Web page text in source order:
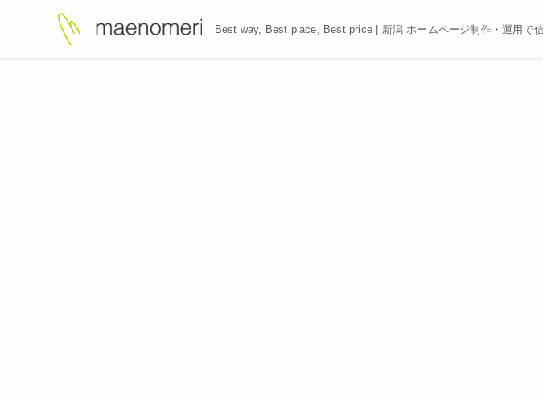
Best way, Best place, Best price | 新潟 ホームページ制作・運用で